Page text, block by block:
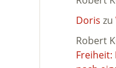
Doris zu
Robert
Freiheit: